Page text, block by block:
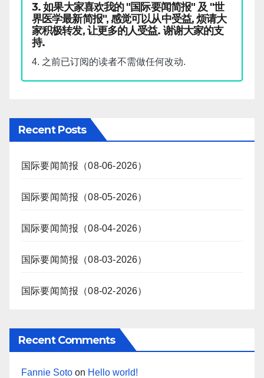
3. 如果大家喜欢我的 "国际要闻简报" 及 "世
界医学最新简报", 感觉可以从中受益, 烦请大
家积极转发, 让更多的人受益. 谢谢大家的支
持.
4. 之前已订阅的读者不需做任何改动.
Recent Posts
国际要闻简报（08-06-2026）
国际要闻简报（08-05-2026）
国际要闻简报（08-04-2026）
国际要闻简报（08-03-2026）
国际要闻简报（08-02-2026）
Recent Comments
Fannie Soto on Hello world!